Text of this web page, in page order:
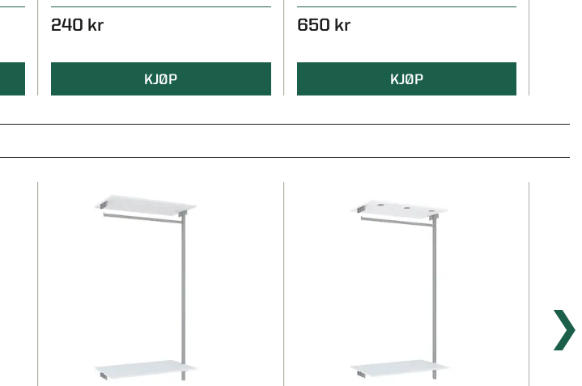
240 kr
KJØP
650 kr
KJØP